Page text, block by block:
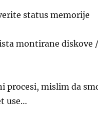
status memorije
montirane diskove
procesi, mislim da
use…